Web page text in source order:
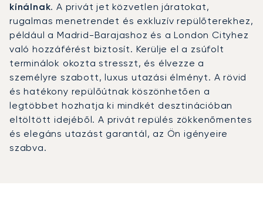
kínálnak. A privát jet közvetlen járatokat,
rugalmas menetrendet és exkluzív repülőterekhez,
például a Madrid-Barajashoz és a London Cityhez
való hozzáférést biztosít. Kerülje el a zsúfolt
terminálok okozta stresszt, és élvezze a
személyre szabott, luxus utazási élményt. A rövid
és hatékony repülőútnak köszönhetően a
legtöbbet hozhatja ki mindkét desztinációban
eltöltött idejéből. A privát repülés zökkenőmentes
és elegáns utazást garantál, az Ön igényeire
szabva.